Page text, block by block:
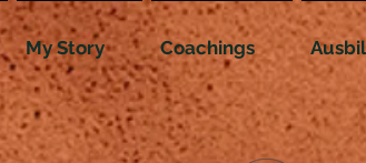
My Story Coachings